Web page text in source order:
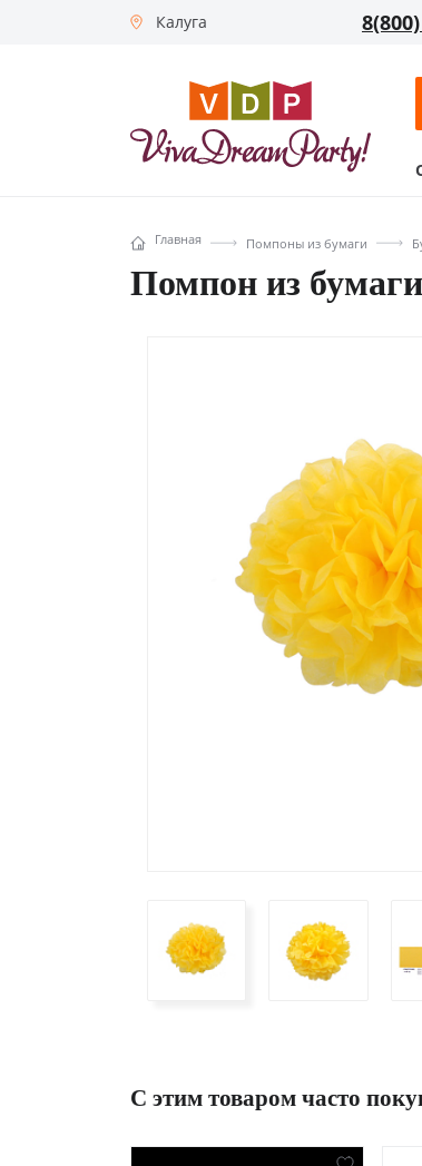
Калуга
Главная Помпоны из бумаги
Помпон из
С этим товаром часто